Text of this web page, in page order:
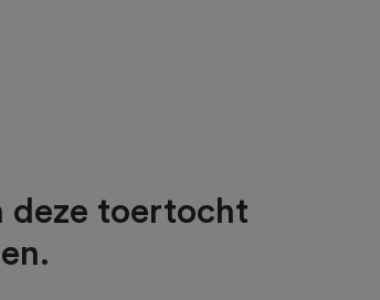
deze toertocht